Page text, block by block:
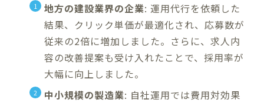
地方の建設業界の企業: 運用代行を依頼した
結果、クリック単価が最適化され、応募数が
従来の2倍に増加しました。さらに、求人内
容の改善提案も受け入れたことで、採用率が
大幅に向上しました。
中小規模の製造業: 自社運用では費用対効果